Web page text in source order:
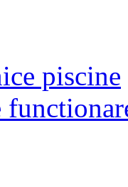
piscine